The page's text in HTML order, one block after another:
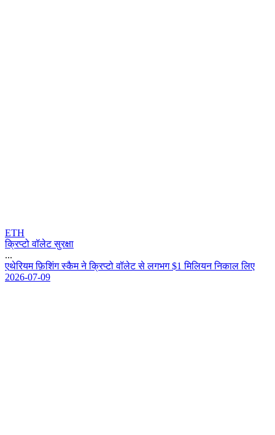
ETH
क्रिप्टो वॉलेट सुरक्षा
...
एथरयम फशग सकम न कपट वलट स लगभग $1 मलयन नकल लए
2026-07-09